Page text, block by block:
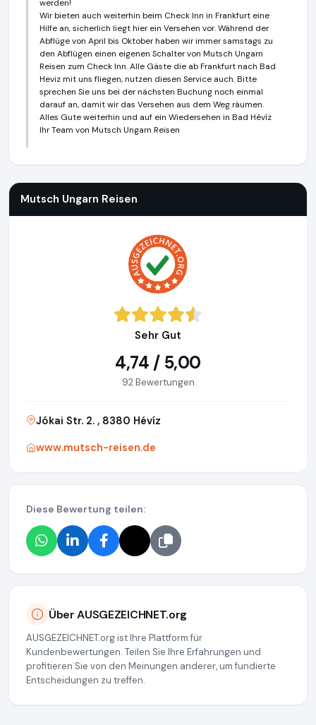
werden!
Wir bieten auch weiterhin beim Check Inn in Frankfurt eine
Hilfe an, sicherlich liegt hier ein Versehen vor. Während der
Abflüge von April bis Oktober haben wir immer samstags zu
den Abflügen einen eigenen Schalter von Mutsch Ungarn
Reisen zum Check Inn. Alle Gäste die ab Frankfurt nach Bad
Heviz mit uns fliegen, nutzen diesen Service auch. Bitte
sprechen Sie uns bei der nächsten Buchung noch einmal
darauf an, damit wir das Versehen aus dem Weg räumen.
Alles Gute weiterhin und auf ein Wiedersehen in Bad Hévíz
Ihr Team von Mutsch Ungarn Reisen
Mutsch Ungarn Reisen
Sehr Gut
4,74 / 5,00
92 Bewertungen
Jókai Str. 2. , 8380 Hévíz
www.mutsch-reisen.de
Diese Bewertung teilen:
Über AUSGEZEICHNET.org
AUSGEZEICHNET.org ist Ihre Plattform für
Kundenbewertungen. Teilen Sie Ihre Erfahrungen und
profitieren Sie von den Meinungen anderer, um fundierte
Entscheidungen zu treffen.